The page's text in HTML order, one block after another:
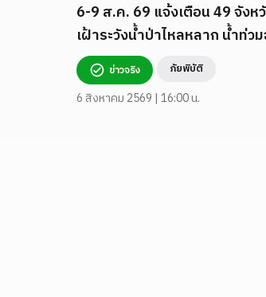
6-9 ส.ค. 69 แจ้งเตือน 49 จังห
เฝ้าระวังน้ำป่าไหลหลาก น้ำท่
โคลนถล่ม และคลื่นลมแรง
ข่าวจริง ภัยพิบัติ
6 สิงหาคม 2569 | 16:00 น.